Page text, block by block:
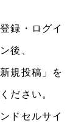
録・ログイ
後、
規投稿」を
ださい。
ドセルサイ